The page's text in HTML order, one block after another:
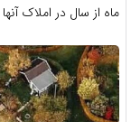
ماه از سال در املاک